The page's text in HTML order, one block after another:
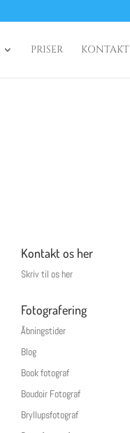
PRISER KONTAKT
Kontakt os her
Skriv til os her
Fotografering
Åbningstider
Blog
Book fotograf
Boudoir Fotograf
Bryllupsfotograf